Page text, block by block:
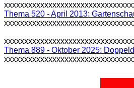
Thema 520 - April 2013:
Thema 889 - Oktober 2025: